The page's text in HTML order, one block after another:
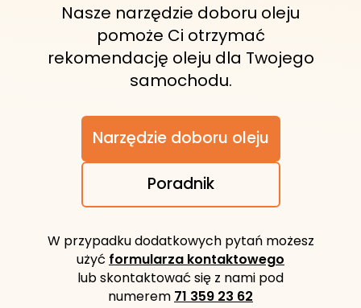
Nasze narzędzie doboru oleju
pomoże Ci otrzymać
rekomendację oleju dla Twojego
samochodu.
Narzędzie doboru oleju
Poradnik
W przypadku dodatkowych pytań możesz
użyć formularza kontaktowego
lub skontaktować się z nami pod
numerem 71 359 23 62